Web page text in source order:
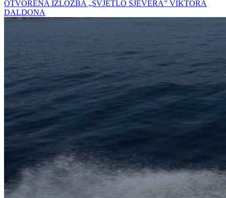
OTVORENA IZLOŽBA „SVJETLO SJEVERA” VIKTORA
DALDONA